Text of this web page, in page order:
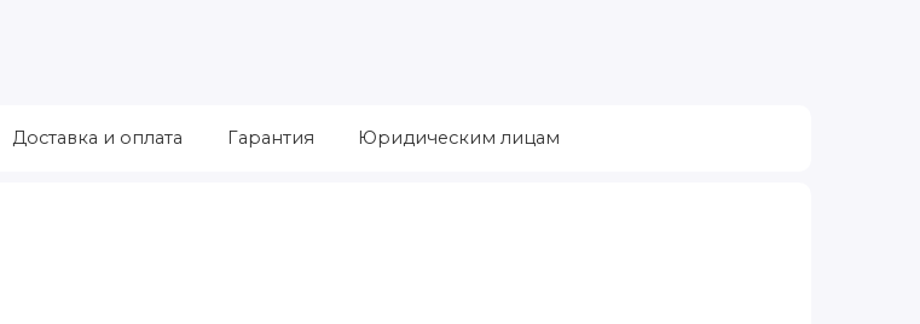
Доставка и оплата Гарантия Юридическим лицам